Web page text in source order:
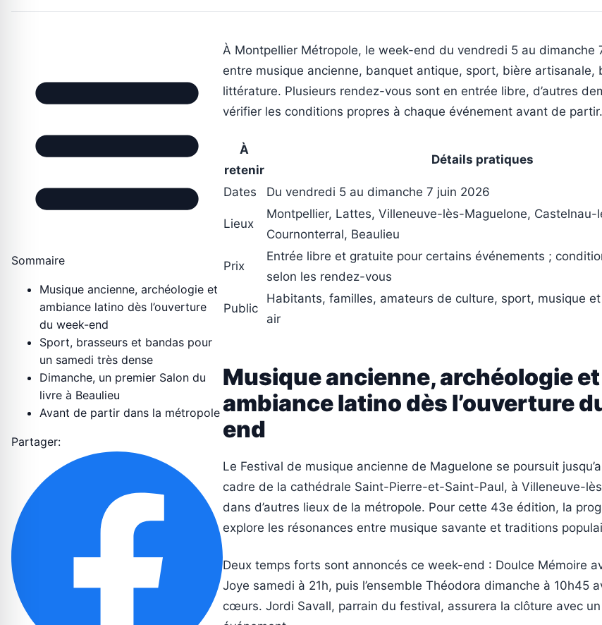
Sommaire
Musique ancienne, archéologie et
ambiance latino dès l’ouverture
du week-end
Sport, brasseurs et bandas pour
un samedi très dense
Dimanche, un premier Salon du
livre à Beaulieu
Avant de partir dans la métropole
Partager:
À Montpellier Métropole, le week-end du vendredi 5 au dimanche
entre musique ancienne, banquet antique, sport, bière artisanale,
littérature. Plusieurs rendez-vous sont en entrée libre, d’autres
vérifier les conditions propres à chaque événement avant de partir.
À
retenir
Détails pratiques
Dates Du vendredi 5 au dimanche 7 juin 2026
Lieux
Montpellier, Lattes, Villeneuve-lès-Maguelone, Castelnau-
Cournonterral, Beaulieu
Prix
Entrée libre et gratuite pour certains événements ;
selon les rendez-vous
Public
Habitants, familles, amateurs de culture, sport, musique
air
Musique ancienne, archéologie et
ambiance latino dès l’ouverture
end
Le Festival de musique ancienne de Maguelone se poursuit
cadre de la cathédrale Saint-Pierre-et-Saint-Paul, à Villeneuve-
dans d’autres lieux de la métropole. Pour cette 43e édition, la
explore les résonances entre musique savante et traditions
Deux temps forts sont annoncés ce week-end : Doulce Mémoire
Joye samedi à 21h, puis l’ensemble Théodora dimanche à 10h45
cœurs. Jordi Savall, parrain du festival, assurera la clôture avec